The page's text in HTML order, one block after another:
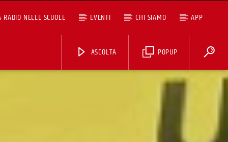
RADIO NELLE SCUOLE EVENTI CHI SIAMO APP
POPUP
ASCOLTA